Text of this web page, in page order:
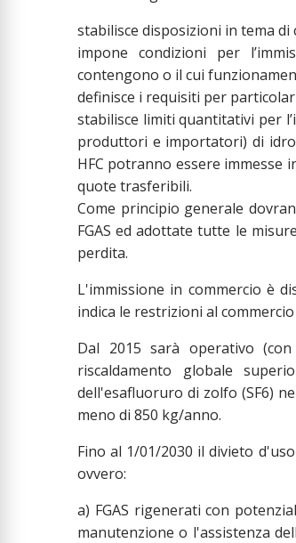
stabilisce disposizioni in tema
impone condizioni per
contengono o il cui
definisce i requisiti per
stabilisce limiti quantitativi per
produttori e importatori) di
HFC potranno essere immesse
quote trasferibili.
Come principio generale
FGAS ed adottate tutte le
perdita.
L'immissione in commercio è
indica le restrizioni al
Dal 2015 sarà operativo
riscaldamento globale
dell'esafluoruro di zolfo (SF6)
meno di 850 kg/anno.
Fino al 1/01/2030 il divieto
ovvero:
a) FGAS rigenerati con
manutenzione o l'assistenza